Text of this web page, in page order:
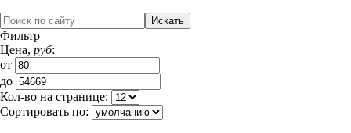
Фильтр
Цена, руб:
от
до
Кол-во на странице:
Сортировать по: